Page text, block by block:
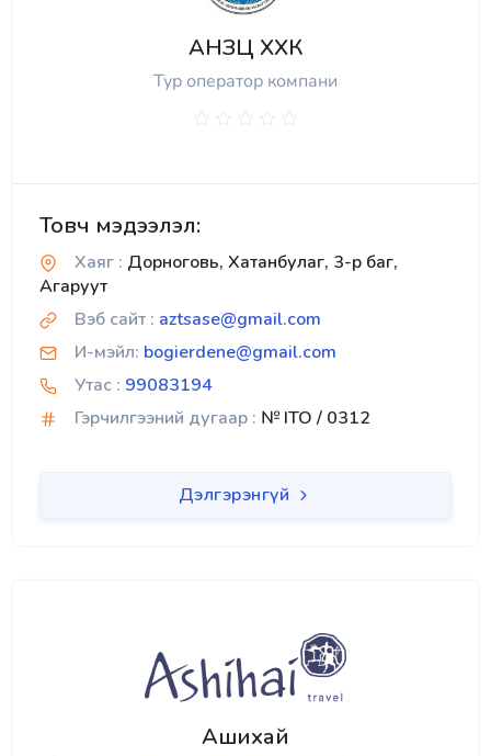
АНЗЦ ХХК
Тур оператор компани
Товч мэдээлэл:
Хаяг : Дорноговь, Хатанбулаг, 3-р баг,
Агаруут
Вэб сайт : aztsase@gmail.com
И-мэйл: bogierdene@gmail.com
Утас : 99083194
Гэрчилгээний дугаар : № ITO / 0312
Дэлгэрэнгүй
Ашихай